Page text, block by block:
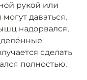
рукой или
даваться,
надорвался,
сделать
полностью.